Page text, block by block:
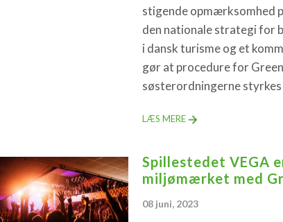
stigende opmærksomhed
den nationale strategi
i dansk turisme og et
gør at procedure for
søsterordningerne
LÆS MERE
Spillestedet VEGA
miljømærket med
08 juni, 2023